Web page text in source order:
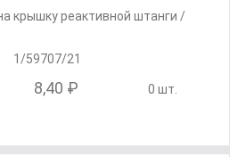
крышку реактивной штанги /
1/59707/21
8,40 ₽ 0 шт.